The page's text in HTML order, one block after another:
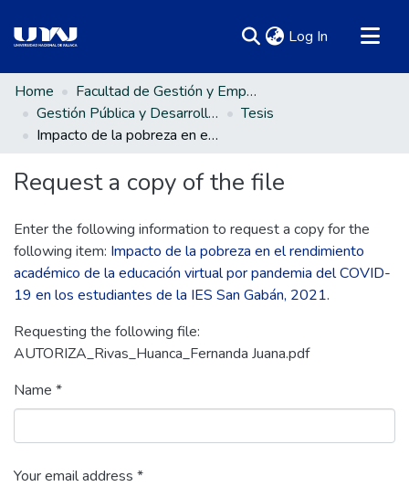
Log In (current)
Communities & Collections
All of DSpace
Statistics
Home
Facultad de Gestión y Emprendimiento Empresarial
Gestión Pública y Desarrollo Social
Tesis
Impacto de la pobreza en el rendimiento académico de la educación virtual por pandemia del COVID-19 en los estudiantes de la IES San Gabán, 2021.
Request a copy of the file
Enter the following information to request a copy for the
following item: Impacto de la pobreza en el rendimiento
académico de la educación virtual por pandemia del COVID-
19 en los estudiantes de la IES San Gabán, 2021.
Requesting the following file:
AUTORIZA_Rivas_Huanca_Fernanda Juana.pdf
Name *
Your email address *